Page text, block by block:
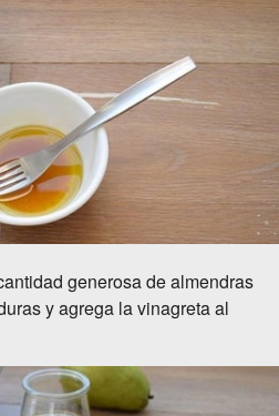
generosa de almendras
y agrega la vinagreta al